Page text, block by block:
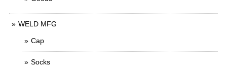
WELD MFG
Cap
Socks